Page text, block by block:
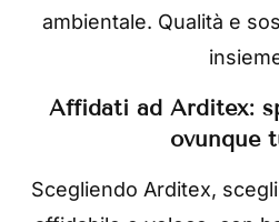
ambientale. Qualità e
Affidati ad Arditex:
ovunque
Scegliendo Arditex,